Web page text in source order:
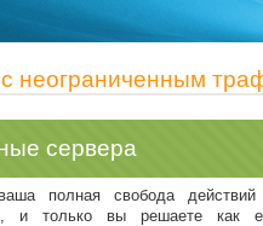
неограниченным
сервера
полная свобода
и только вы решаете как